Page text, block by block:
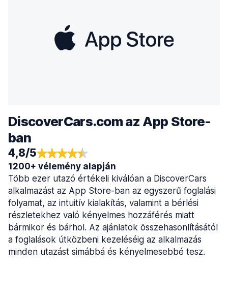
DiscoverCars.com az App Store-
ban
4,8/5
1200+ vélemény alapján
Több ezer utazó értékeli kiválóan a DiscoverCars
alkalmazást az App Store-ban az egyszerű foglalási
folyamat, az intuitív kialakítás, valamint a bérlési
részletekhez való kényelmes hozzáférés miatt
bármikor és bárhol. Az ajánlatok összehasonlításától
a foglalások útközbeni kezeléséig az alkalmazás
minden utazást simábbá és kényelmesebbé tesz.